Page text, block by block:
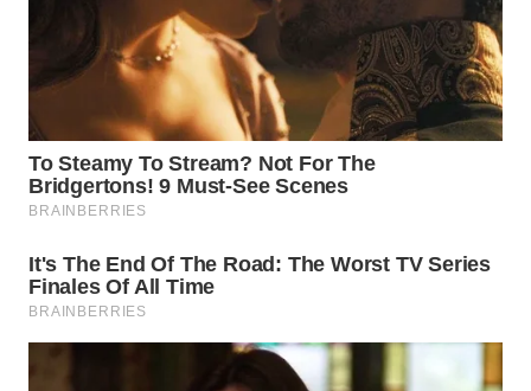
SIMALUNGUN
LABUHANBATU
WN
WN DELI